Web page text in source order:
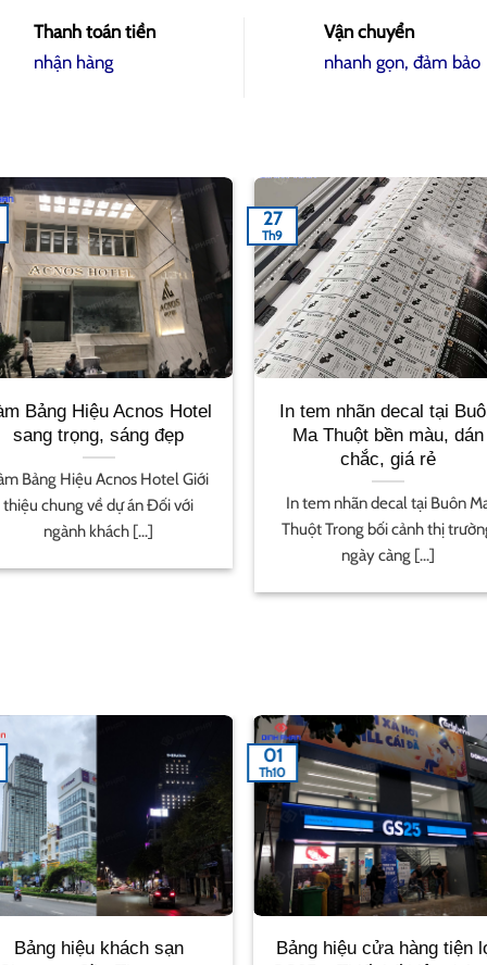
Thanh toán tiền
nhận hàng
Vận chuyển
nhanh gọn, đảm bảo
inox vàng sang trọng,
bền đẹp cho bảng hiệu
inox vàng Trong lĩnh vực thiết
bảng hiệu quảng cáo, chất liệu
và [...]
Hộp đèn hút nổi tại Buôn
Thuột giá rẻ, thi công
Hộp đèn hút nổi tại Buôn Ma
Trong thời đại cạnh tranh
hiệu [...]
24
Th9
Bảng hiệu khách sạn
Bảng hiệu cửa hàng tiện
01
Th10